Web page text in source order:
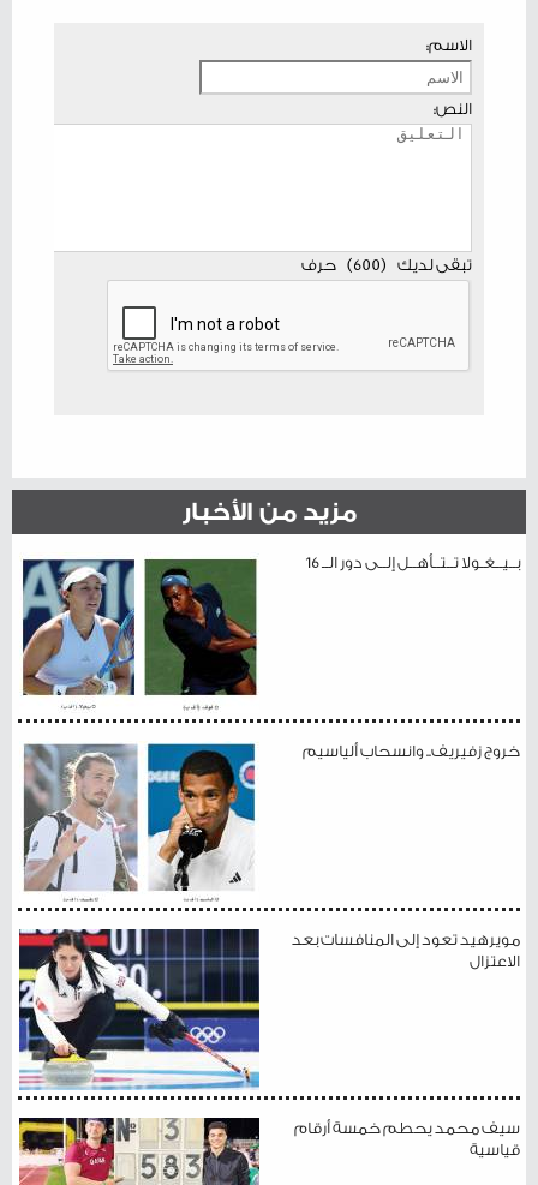
الاسم:
النص:
تبقى لديك (
600
) حرف
مزيد من الأخبار
بــيــغـولا تــتــأهــل إلــى دور الــ 16
خروج زفيريف.. وانسحاب ألياسيم
مويرهيد تعود إلى المنافسات بعد
الاعتزال
سيف محمد يحطم خمسة أرقام
قياسية